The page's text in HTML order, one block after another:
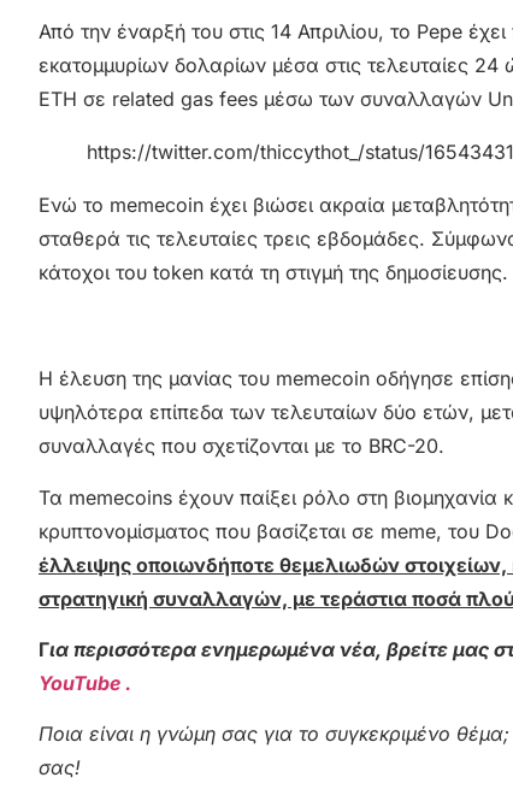
Από την έναρξή του στις 14 Απριλίου, το Pepe
εκατομμυρίων δολαρίων μέσα στις τελευταίες
ETH σε related gas fees μέσω των συναλλαγών
https://twitter.com/thiccythot_/status/
Ενώ το memecoin έχει βιώσει ακραία
σταθερά τις τελευταίες τρεις εβδομάδες.
κάτοχοι του token κατά τη στιγμή της δημοσίευσης.
Η έλευση της μανίας του memecoin οδήγησε
υψηλότερα επίπεδα των τελευταίων δύο ετών,
συναλλαγές που σχετίζονται με το BRC-20.
Τα memecoins έχουν παίξει ρόλο στη
κρυπτονομίσματος που βασίζεται σε meme, του
έλλειψης οποιωνδήποτε θεμελιωδών στοιχείων,
στρατηγική συναλλαγών, με τεράστια ποσά
Για περισσότερα ενημερωμένα νέα, βρείτε μας
YouTube .
Ποια είναι η γνώμη σας για το συγκεκριμένο
σας!